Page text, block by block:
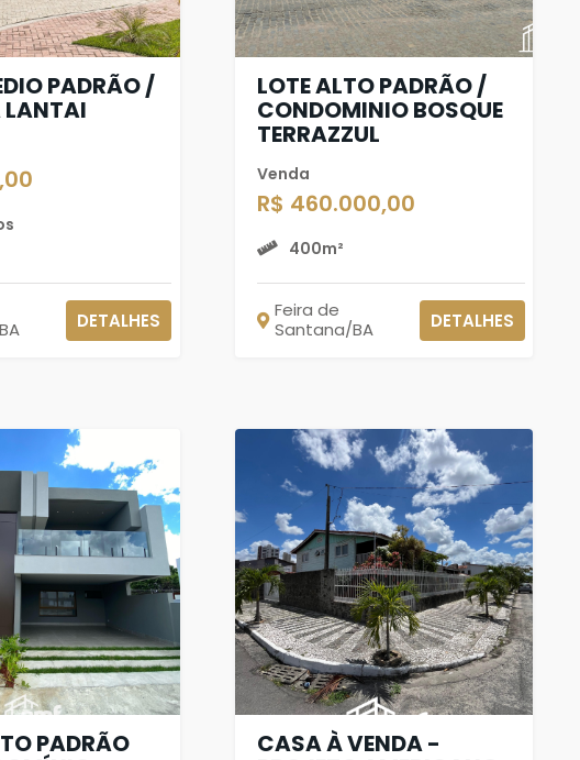
PADRÃO /
LANTAI
DETALHES
LOTE ALTO PADRÃO /
CONDOMINIO BOSQUE
TERRAZZUL
Venda
R$ 460.000,00
400m²
Feira de
Santana/BA
DETALHES
PADRÃO CASA À VENDA -